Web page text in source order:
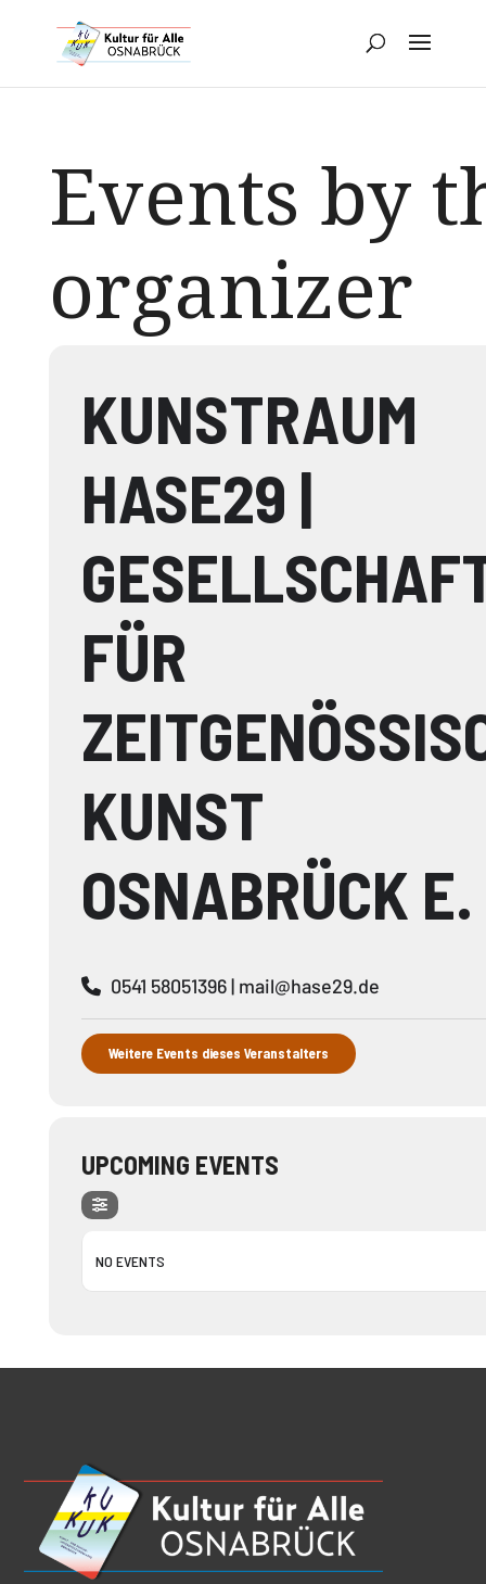
Events by
organizer
KUNSTRAUM
HASE29 |
FÜR
KUNST
OSNABRÜCK
0541 58051396 | mail@hase29.de
Weitere Events dieses Veranstalters
UPCOMING EVENTS
NO EVENTS